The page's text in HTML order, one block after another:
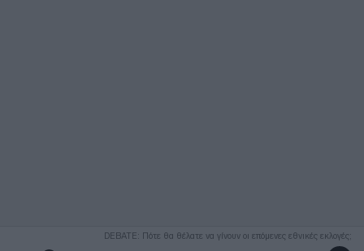
DEBATE: Πότε θα θέλατε να γίνουν οι επόμενες εθνικές εκλογές;